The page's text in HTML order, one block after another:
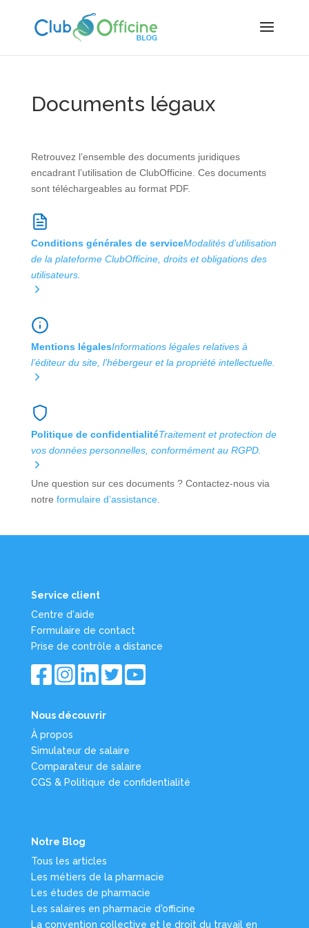
Documents légaux
Retrouvez l’ensemble des documents juridiques
encadrant l’utilisation de ClubOfficine. Ces documents
sont téléchargeables au format PDF.
Conditions générales de serviceModalités d’utilisation
de la plateforme ClubOfficine, droits et obligations des
utilisateurs.
Mentions légalesInformations légales relatives à
l’éditeur du site, l’hébergeur et la propriété intellectuelle.
Politique de confidentialitéTraitement et protection de
vos données personnelles, conformément au RGPD.
Une question sur ces documents ? Contactez-nous via
notre formulaire d’assistance.
Service client
Centre d'aide
Formulaire de contact
Prise de contrôle a distance
Nous découvrir
À propos
Simulateur de salaire
Comparateur de salaire
CGS & Politique de confidentialité
Notre Blog
Tous les articles
Les métiers de la pharmacie
Les études de pharmacie
Les salaires en pharmacie d'officine
La convention collective et le droit du travail en